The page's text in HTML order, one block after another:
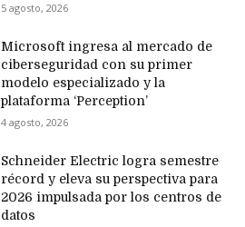
5 agosto, 2026
Microsoft ingresa al mercado de
ciberseguridad con su primer
modelo especializado y la
plataforma ‘Perception’
4 agosto, 2026
Schneider Electric logra semestre
récord y eleva su perspectiva para
2026 impulsada por los centros de
datos